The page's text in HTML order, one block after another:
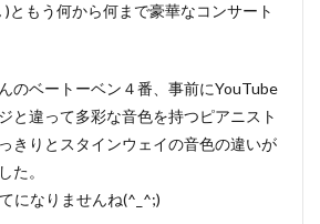
ともう何から何まで豪華なコンサート
のベートーベン４番、事前にYouTube
と違って多彩な音色を持つピアニスト
きりとスタインウェイの音色の違いが
た。
になりませんね(^_^;)